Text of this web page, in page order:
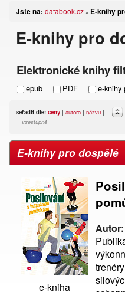
Jste na: databook.cz » E-knihy
E-knihy pro
Elektronické knihy
epub PDF e-knihy
seřadit dle: ceny | autora | názvu |
vzestupně
E-knihy pro dospělé
e-kniha
Autor: